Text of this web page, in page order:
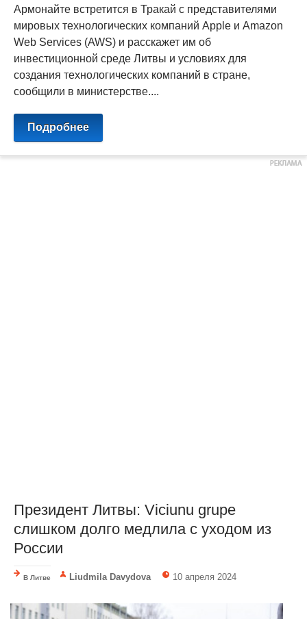
Армонайте встретится в Тракай с представителями
мировых технологических компаний Apple и Amazon
Web Services (AWS) и расскажет им об
инвестиционной среде Литвы и условиях для
создания технологических компаний в стране,
сообщили в министерстве....
Подробнее
Президент Литвы: Viciunu grupe
слишком долго медлила с уходом из
России
В Литве Liudmila Davydova 10 апреля 2024